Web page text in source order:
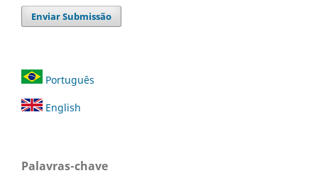
Enviar Submissão
Português
English
Palavras-chave